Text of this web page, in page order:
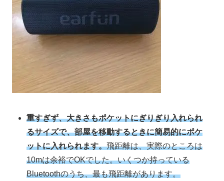
重すぎず、大きさもポケットにぎりぎり入れられ
るサイズで、部屋を移動するときに簡易的にポケ
ットに入れられます。飛距離は、実際のところは
10mは余裕でOKでした。いくつか持っている
Bluetoothのうち、最も飛距離があります。